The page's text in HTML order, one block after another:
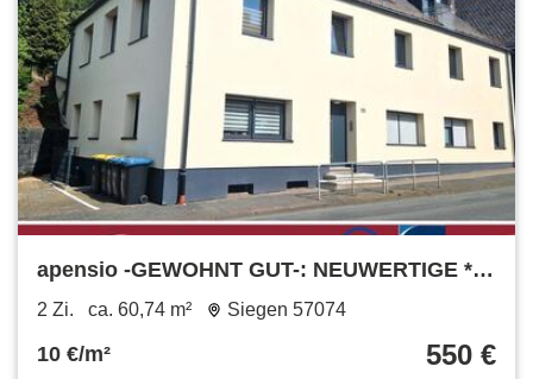
apensio -GEWOHNT GUT-: NEUWERTIGE *2
Zimmer-Wohnung in zentraler Lage
2 Zi. ca. 60,74 m² Siegen 57074
10 €/m² 550 €